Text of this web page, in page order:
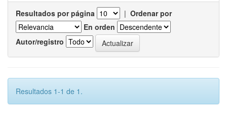
Resultados por página | Ordenar por
En orden
Autor/registro
Resultados 1-1 de 1.